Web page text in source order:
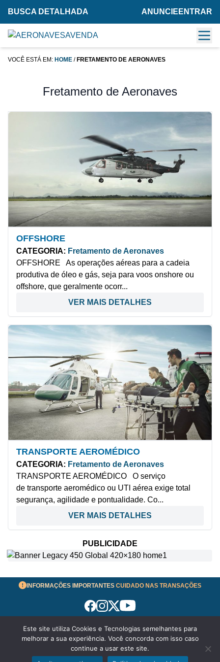
BUSCA DETALHADA ANUNCIE ENTRAR
VOCÊ ESTÁ EM: HOME / FRETAMENTO DE AERONAVES
Fretamento de Aeronaves
OFFSHORE
CATEGORIA: Fretamento de Aeronaves
OFFSHORE As operações aéreas para a cadeia
produtiva de óleo e gás, seja para voos onshore ou
offshore, que geralmente ocorr...
VER MAIS DETALHES
TRANSPORTE AEROMÉDICO
CATEGORIA: Fretamento de Aeronaves
TRANSPORTE AEROMÉDICO O serviço
de transporte aeromédico ou UTI aérea exige total
segurança, agilidade e pontualidade. Co...
VER MAIS DETALHES
PUBLICIDADE
INFORMAÇÕES IMPORTANTES CUIDADO NAS TRANSAÇÕES
Termos de Uso
© 2026 aeronavesavenda.com | Todos os Direitos
Reservados!
Este site utiliza Cookies e Tecnologias semelhantes para
melhorar a sua experiência. Você concorda com isso caso
continue a usar este site.